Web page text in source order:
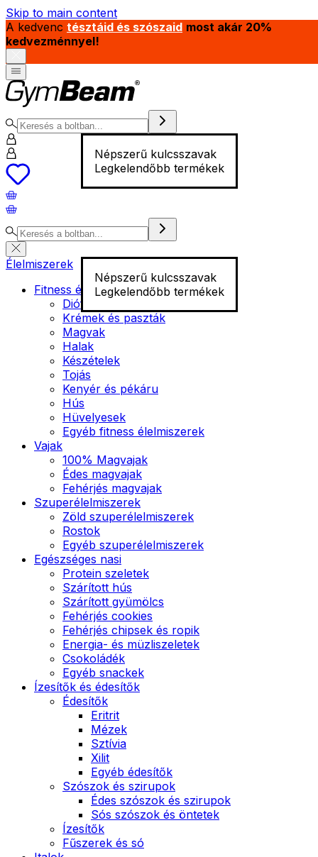
Skip to main content
A kedvenc tésztáid és szószaid most akár 20%
kedvezménnyel!
Népszerű kulcsszavak
Legkelendőbb termékek
Népszerű kulcsszavak
Legkelendőbb termékek
Élelmiszerek
Fitness élelmiszer
Diófélék
Krémek és paszták
Magvak
Halak
Készételek
Tojás
Kenyér és pékáru
Hús
Hüvelyesek
Egyéb fitness élelmiszerek
Vajak
100% Magvajak
Édes magvajak
Fehérjés magvajak
Szuperélelmiszerek
Zöld szuperélelmiszerek
Rostok
Egyéb szuperélelmiszerek
Egészséges nasi
Protein szeletek
Szárított hús
Szárított gyümölcs
Fehérjés cookies
Fehérjés chipsek és ropik
Energia- és müzliszeletek
Csokoládék
Egyéb snackek
Ízesítők és édesítők
Édesítők
Eritrit
Mézek
Sztívia
Xilit
Egyéb édesítők
Szószok és szirupok
Édes szószok és szirupok
Sós szószok és öntetek
Ízesítők
Fűszerek és só